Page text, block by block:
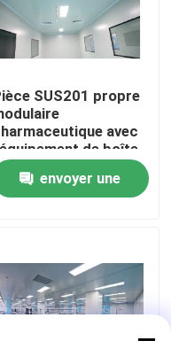
SUS201 propre
avec
de boîte
passage
envoyer une